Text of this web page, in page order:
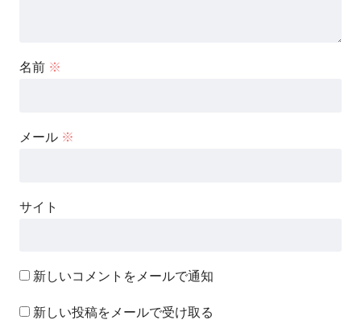
名前 ※
メール ※
サイト
新しいコメントをメールで通知
新しい投稿をメールで受け取る